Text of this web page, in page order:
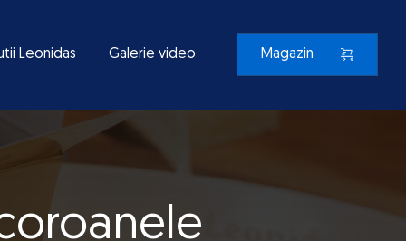
Leonidas Galerie video Magazin